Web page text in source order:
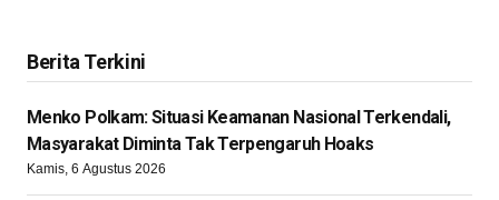
Berita Terkini
Menko Polkam: Situasi Keamanan Nasional Terkendali,
Masyarakat Diminta Tak Terpengaruh Hoaks
Kamis, 6 Agustus 2026